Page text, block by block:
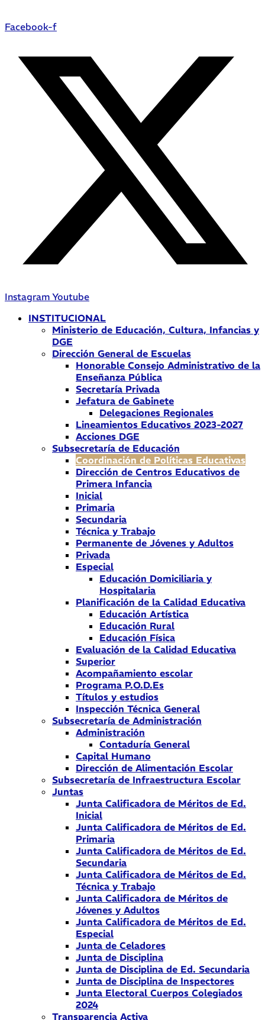
Facebook-f
Instagram Youtube
INSTITUCIONAL
Ministerio de Educación, Cultura, Infancias y
DGE
Dirección General de Escuelas
Honorable Consejo Administrativo de la
Enseñanza Pública
Secretaría Privada
Jefatura de Gabinete
Delegaciones Regionales
Lineamientos Educativos 2023-2027
Acciones DGE
Subsecretaría de Educación
Coordinación de Políticas Educativas
Dirección de Centros Educativos de
Primera Infancia
Inicial
Primaria
Secundaria
Técnica y Trabajo
Permanente de Jóvenes y Adultos
Privada
Especial
Educación Domiciliaria y
Hospitalaria
Planificación de la Calidad Educativa
Educación Artística
Educación Rural
Educación Física
Evaluación de la Calidad Educativa
Superior
Acompañamiento escolar
Programa P.O.D.Es
Títulos y estudios
Inspección Técnica General
Subsecretaría de Administración
Administración
Contaduría General
Capital Humano
Dirección de Alimentación Escolar
Subsecretaría de Infraestructura Escolar
Juntas
Junta Calificadora de Méritos de Ed.
Inicial
Junta Calificadora de Méritos de Ed.
Primaria
Junta Calificadora de Méritos de Ed.
Secundaria
Junta Calificadora de Méritos de Ed.
Técnica y Trabajo
Junta Calificadora de Méritos de
Jóvenes y Adultos
Junta Calificadora de Méritos de Ed.
Especial
Junta de Celadores
Junta de Disciplina
Junta de Disciplina de Ed. Secundaria
Junta de Disciplina de Inspectores
Junta Electoral Cuerpos Colegiados
2024
Transparencia Activa